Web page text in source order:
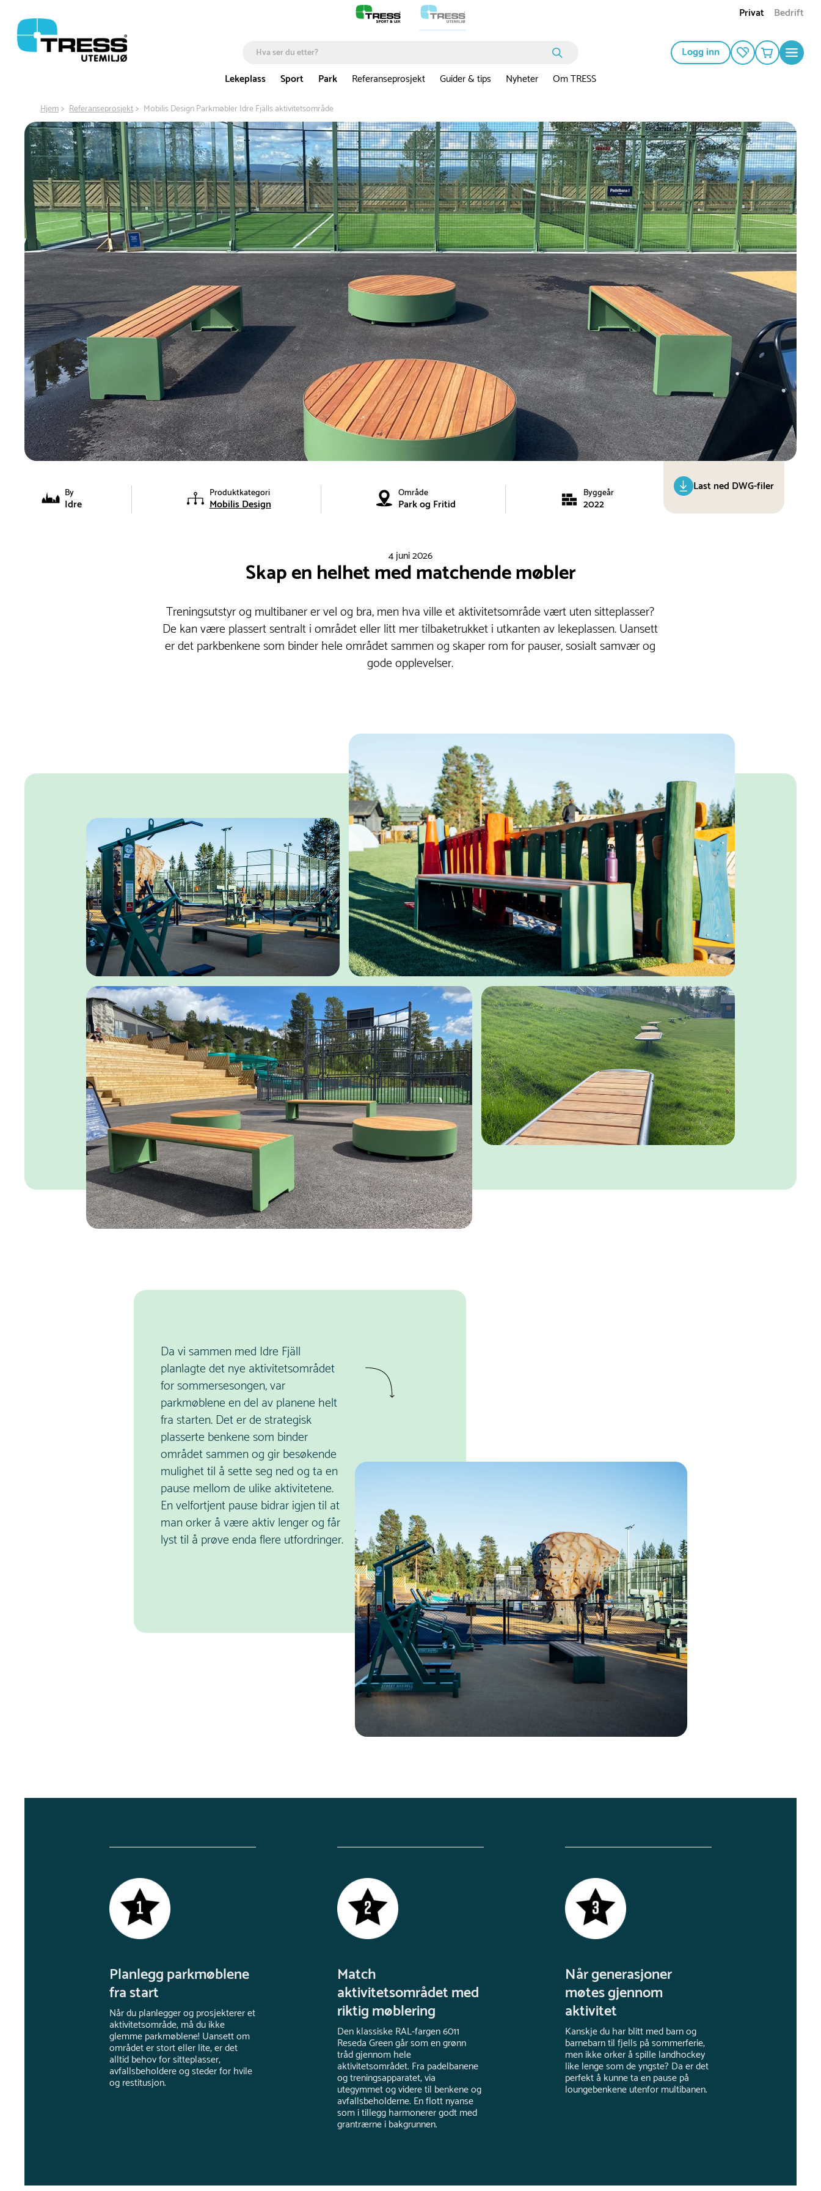
Privat Bedrift
Logg inn
Lekeplass
Sport Park Referanseprosjekt Guider & tips Nyheter Om TRESS
Hjem Referanseprosjekt Mobilis Design Parkmøbler Idre Fjälls aktivitetsområde
By
Idre
Produktkategori
Mobilis Design
Område
Park og Fritid
Byggeår
2022
Last ned DWG-filer
4 juni 2026
Skap en helhet med matchende møbler
Treningsutstyr og multibaner er vel og bra, men hva ville et aktivitetsområde vært uten sitteplasser?
De kan være plassert sentralt i området eller litt mer tilbaketrukket i utkanten av lekeplassen. Uansett
er det parkbenkene som binder hele området sammen og skaper rom for pauser, sosialt samvær og
gode opplevelser.
Da vi sammen med Idre Fjäll
planlagte det nye aktivitetsområdet
for sommersesongen, var
parkmøblene en del av planene helt
fra starten. Det er de strategisk
plasserte benkene som binder
området sammen og gir besøkende
mulighet til å sette seg ned og ta en
pause mellom de ulike aktivitetene.
En velfortjent pause bidrar igjen til at
man orker å være aktiv lenger og får
lyst til å prøve enda flere utfordringer.
Planlegg parkmøblene
fra start
Når du planlegger og prosjekterer et
aktivitetsområde, må du ikke
glemme parkmøblene! Uansett om
området er stort eller lite, er det
alltid behov for sitteplasser,
avfallsbeholdere og steder for hvile
og restitusjon.
Match
aktivitetsområdet med
riktig møblering
Den klassiske RAL-fargen 6011
Reseda Green går som en grønn
tråd gjennom hele
aktivitetsområdet. Fra padelbanene
og treningsapparatet, via
utegymmet og videre til benkene og
avfallsbeholderne. En flott nyanse
som i tillegg harmonerer godt med
grantrærne i bakgrunnen.
Når generasjoner
møtes gjennom
aktivitet
Kanskje du har blitt med barn og
barnebarn til fjells på sommerferie,
men ikke orker å spille landhockey
like lenge som de yngste? Da er det
perfekt å kunne ta en pause på
loungebenkene utenfor multibanen.